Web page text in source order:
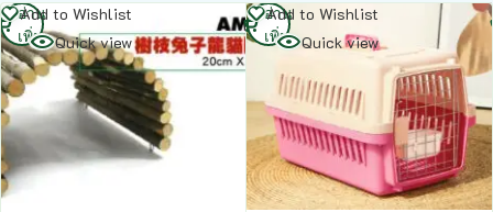
Add to Wishlist
Quick view
อ่าน
เพิ่ม
Add to Wishlist
Quick view
อ่าน
เพิ่ม